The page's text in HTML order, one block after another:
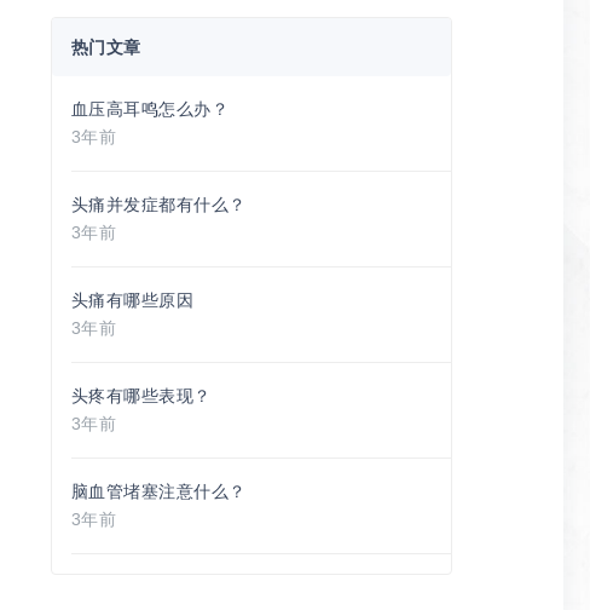
热门文章
血压高耳鸣怎么办？
3年前
头痛并发症都有什么？
3年前
头痛有哪些原因
3年前
头疼有哪些表现？
3年前
脑血管堵塞注意什么？
3年前